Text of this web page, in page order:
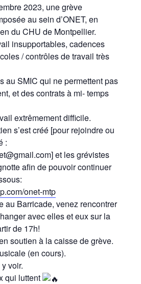
2023, une grève
au sein d’ONET, en
du CHU de Montpellier.
insupportables, cadences
/ contrôles de travail très
au SMIC qui ne permettent pas
et des contrats à mi- temps
extrêmement difficile.
s’est créé [pour rejoindre ou
:
et les grévistes
afin de pouvoir continuer
onet-mtp
au Barricade, venez rencontrer
avec elles et eux sur la
de 17h!
soutien à la caisse de grève.
(en cours).
voir.
qui luttent